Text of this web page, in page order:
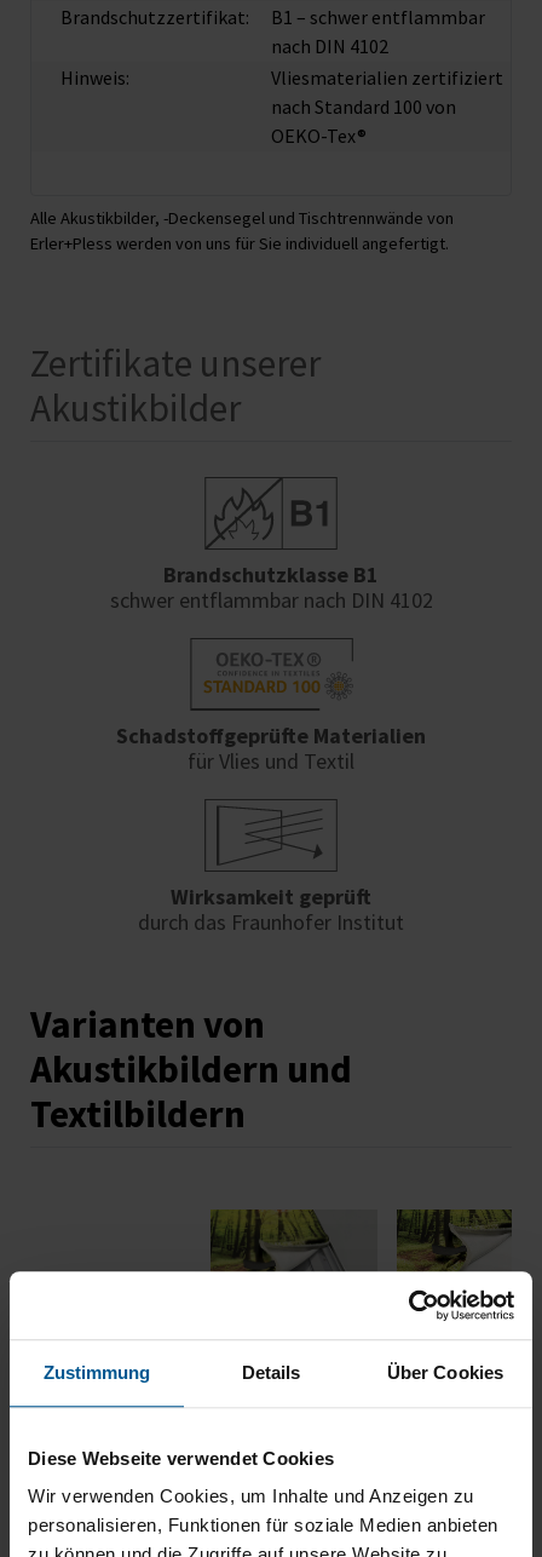
Zustimmung Details Über Cookies
Diese Webseite verwendet Cookies
Wir verwenden Cookies, um Inhalte und Anzeigen zu
personalisieren, Funktionen für soziale Medien anbieten
Brandschutzzertifikat:
B1 – schwer entflammbar
nach DIN 4102
Hinweis:
Vliesmaterialien zertifiziert
nach Standard 100 von
OEKO-Tex®
Alle Akustikbilder, -Deckensegel und Tischtrennwände von
Erler+Pless werden von uns für Sie individuell angefertigt.
Zertifikate unserer
Akustikbilder
Brandschutzklasse B1
schwer entflammbar nach DIN 4102
Schadstoffgeprüfte Materialien
für Vlies und Textil
Wirksamkeit geprüft
durch das Fraunhofer Institut
Varianten von
Akustikbildern und
Textilbildern
DEKO PLUS
Rahmenmaterial
Aluminium